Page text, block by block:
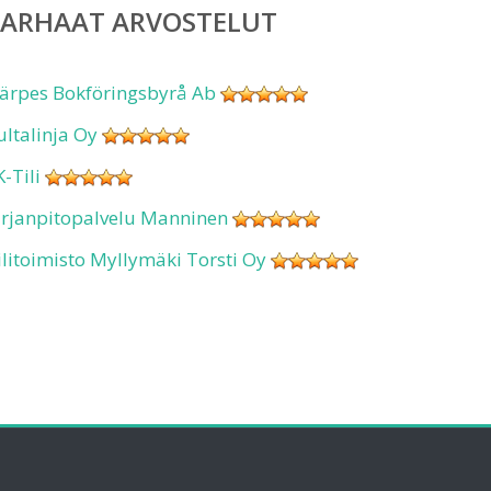
ARVOSTELUT
Bokföringsbyrå Ab
Oy
Tili
Manninen
Myllymäki Torsti Oy